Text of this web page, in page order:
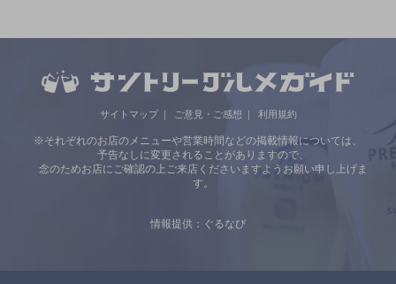
サイトマップ ご意見・ご感想 利用規約
※それぞれのお店のメニューや営業時間などの掲載情報については、
予告なしに変更されることがありますので、
念のためお店にご確認の上ご来店くださいますようお願い申し上げま
す。
情報提供：ぐるなび